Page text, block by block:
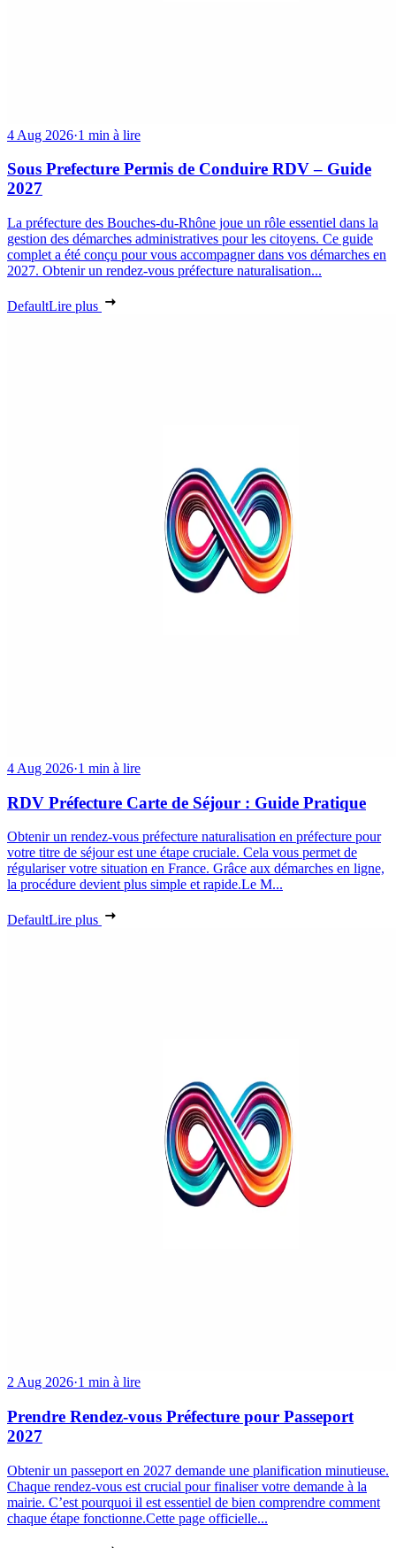
4 Aug 2026·1 min à lire
Sous Prefecture Permis de Conduire RDV – Guide
2027
La préfecture des Bouches-du-Rhône joue un rôle essentiel dans la
gestion des démarches administratives pour les citoyens. Ce guide
complet a été conçu pour vous accompagner dans vos démarches en
2027. Obtenir un rendez-vous préfecture naturalisation...
DefaultLire plus
4 Aug 2026·1 min à lire
RDV Préfecture Carte de Séjour : Guide Pratique
Obtenir un rendez-vous préfecture naturalisation en préfecture pour
votre titre de séjour est une étape cruciale. Cela vous permet de
régulariser votre situation en France. Grâce aux démarches en ligne,
la procédure devient plus simple et rapide.Le M...
DefaultLire plus
2 Aug 2026·1 min à lire
Prendre Rendez-vous Préfecture pour Passeport
2027
Obtenir un passeport en 2027 demande une planification minutieuse.
Chaque rendez-vous est crucial pour finaliser votre demande à la
mairie. C’est pourquoi il est essentiel de bien comprendre comment
chaque étape fonctionne.Cette page officielle...